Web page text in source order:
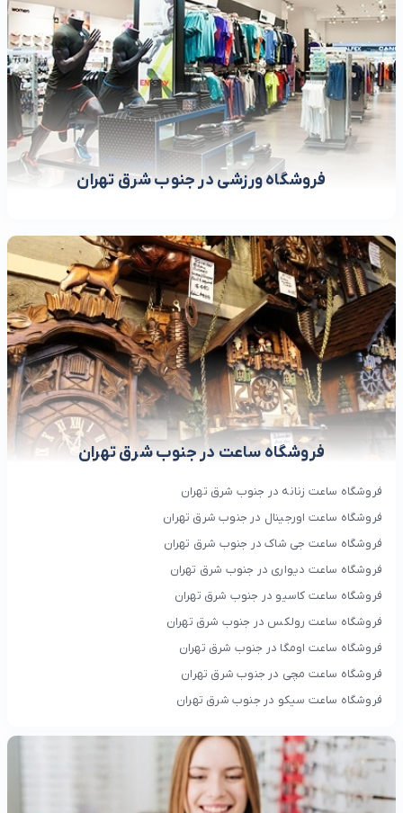
فروشگاه ورزشی در جنوب شرق تهران
فروشگاه ساعت در جنوب شرق تهران
فروشگاه ساعت زنانه در جنوب شرق تهران
فروشگاه ساعت اورجینال در جنوب شرق تهران
فروشگاه ساعت جی شاک در جنوب شرق تهران
فروشگاه ساعت دیواری در جنوب شرق تهران
فروشگاه ساعت کاسیو در جنوب شرق تهران
فروشگاه ساعت رولکس در جنوب شرق تهران
فروشگاه ساعت اومگا در جنوب شرق تهران
فروشگاه ساعت مچی در جنوب شرق تهران
فروشگاه ساعت سیکو در جنوب شرق تهران